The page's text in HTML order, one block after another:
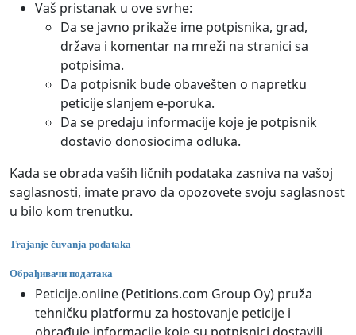
Vaš pristanak u ove svrhe:
Da se javno prikaže ime potpisnika, grad,
država i komentar na mreži na stranici sa
potpisima.
Da potpisnik bude obavešten o napretku
peticije slanjem e-poruka.
Da se predaju informacije koje je potpisnik
dostavio donosiocima odluka.
Kada se obrada vaših ličnih podataka zasniva na vašoj
saglasnosti, imate pravo da opozovete svoju saglasnost
u bilo kom trenutku.
Trajanje čuvanja podataka
Обрађивачи података
Peticije.online (Petitions.com Group Oy) pruža
tehničku platformu za hostovanje peticije i